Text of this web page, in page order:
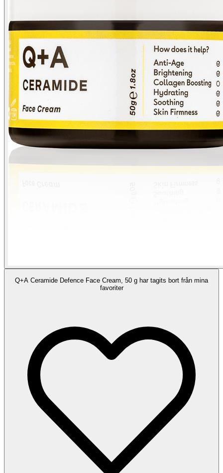
Q+A Ceramide Defence Face Cream, 50 g har tagits bort från mina
favoriter